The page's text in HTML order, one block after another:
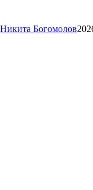
Никита Богомолов